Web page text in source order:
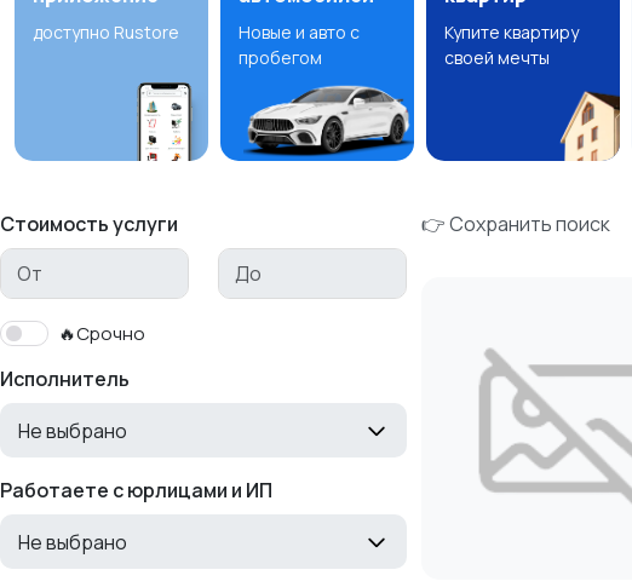
доступно Rustore
Новые и авто с
пробегом
Купите квартиру
своей мечты
Стоимость услуги
🔥Срочно
Исполнитель
Не выбрано
Работаете с юрлицами и ИП
Не выбрано
👉 Сохранить поиск